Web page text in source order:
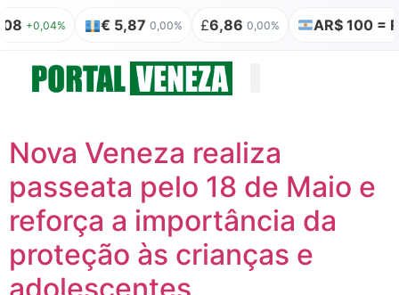
+0,04% € 5,87 0,00% £ 6,86 0,00% AR$ 100 = R$
Nova Veneza realiza
passeata pelo 18 de Maio e
reforça a importância da
proteção às crianças e
adolescentes